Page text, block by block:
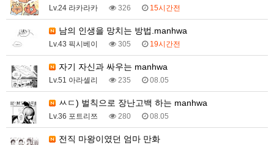
Lv.24 라카라카 326 15시간전
남의 인생을 망치는 방법.manhwa
Lv.43 픽시베이 305 19시간전
자기 자신과 싸우는 manhwa
Lv.51 아라셀리 235 08.05
ㅆㄷ) 벌칙으로 장난고백 하는 manhwa
Lv.36 포트리쯔 280 08.05
전직 마왕이였던 엄마 만화